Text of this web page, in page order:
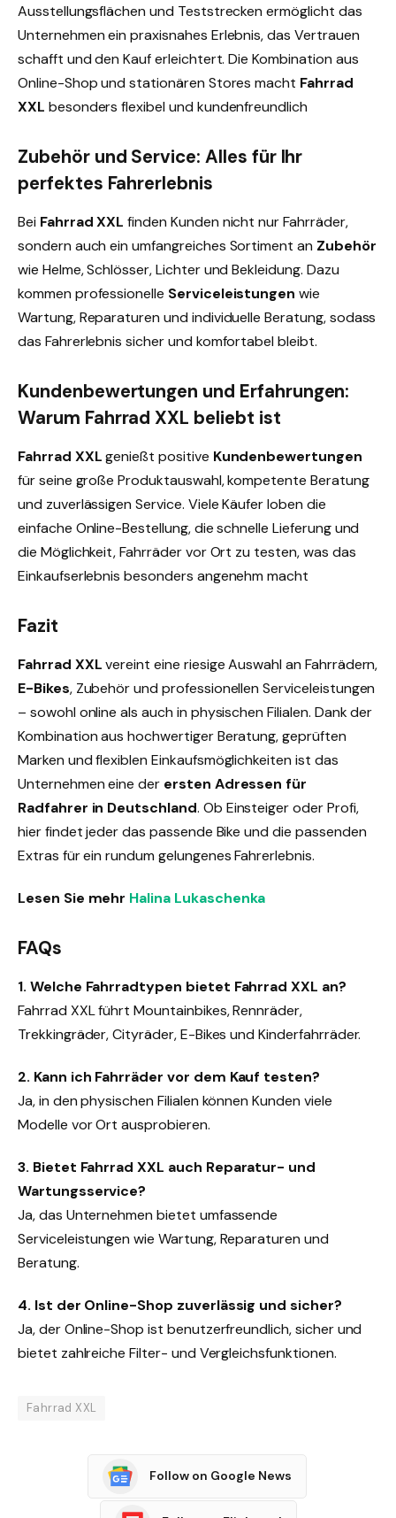
Ausstellungsflächen und Teststrecken ermöglicht das
Unternehmen ein praxisnahes Erlebnis, das Vertrauen
schafft und den Kauf erleichtert. Die Kombination aus
Online-Shop und stationären Stores macht Fahrrad
XXL besonders flexibel und kundenfreundlich
Zubehör und Service: Alles für Ihr
perfektes Fahrerlebnis
Bei Fahrrad XXL finden Kunden nicht nur Fahrräder,
sondern auch ein umfangreiches Sortiment an Zubehör
wie Helme, Schlösser, Lichter und Bekleidung. Dazu
kommen professionelle Serviceleistungen wie
Wartung, Reparaturen und individuelle Beratung, sodass
das Fahrerlebnis sicher und komfortabel bleibt.
Kundenbewertungen und Erfahrungen:
Warum Fahrrad XXL beliebt ist
Fahrrad XXLgenießt positive Kundenbewertungen
für seine große Produktauswahl, kompetente Beratung
und zuverlässigen Service. Viele Käufer loben die
einfache Online-Bestellung, die schnelle Lieferung und
die Möglichkeit, Fahrräder vor Ort zu testen, was das
Einkaufserlebnis besonders angenehm macht
Fazit
Fahrrad XXLvereint eine riesige Auswahl an Fahrrädern,
E-Bikes, Zubehör und professionellen Serviceleistungen
– sowohl online als auch in physischen Filialen. Dank der
Kombination aus hochwertiger Beratung, geprüften
Marken und flexiblen Einkaufsmöglichkeiten ist das
Unternehmen eine der ersten Adressen für
Radfahrer in Deutschland. Ob Einsteiger oder Profi,
hier findet jeder das passende Bike und die passenden
Extras für ein rundum gelungenes Fahrerlebnis.
Lesen Sie mehr Halina Lukaschenka
FAQs
1. Welche Fahrradtypen bietet Fahrrad XXL an?
Fahrrad XXL führt Mountainbikes, Rennräder,
Trekkingräder, Cityräder, E-Bikes und Kinderfahrräder.
2. Kann ich Fahrräder vor dem Kauf testen?
Ja, in den physischen Filialen können Kunden viele
Modelle vor Ort ausprobieren.
3. Bietet Fahrrad XXL auch Reparatur- und
Wartungsservice?
Ja, das Unternehmen bietet umfassende
Serviceleistungen wie Wartung, Reparaturen und
Beratung.
4. Ist der Online-Shop zuverlässig und sicher?
Ja, der Online-Shop ist benutzerfreundlich, sicher und
bietet zahlreiche Filter- und Vergleichsfunktionen.
Fahrrad XXL
Follow on Google News